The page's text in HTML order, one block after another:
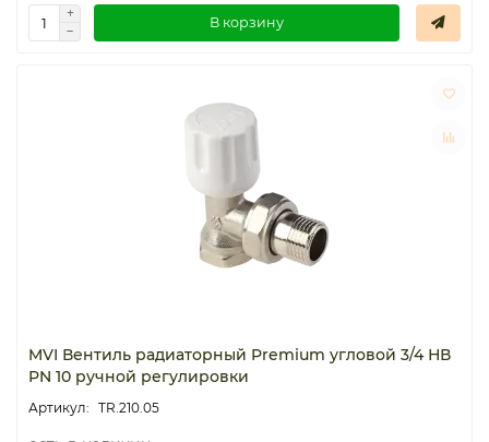
В корзину
MVI Вентиль радиаторный Premium угловой 3/4 НВ
PN 10 ручной регулировки
TR.210.05